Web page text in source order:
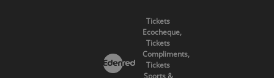
Tickets
Ecocheque,
Tickets
Compliments,
Tickets
Sports &